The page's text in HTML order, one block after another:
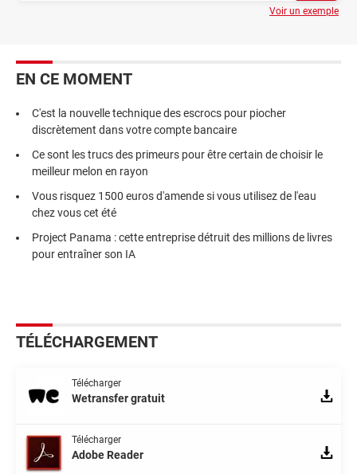
Voir un exemple
EN CE MOMENT
C'est la nouvelle technique des escrocs pour piocher
discrètement dans votre compte bancaire
Ce sont les trucs des primeurs pour être certain de choisir le
meilleur melon en rayon
Vous risquez 1500 euros d'amende si vous utilisez de l'eau
chez vous cet été
Project Panama : cette entreprise détruit des millions de livres
pour entraîner son IA
TÉLÉCHARGEMENT
Télécharger
Wetransfer gratuit
Télécharger
Adobe Reader